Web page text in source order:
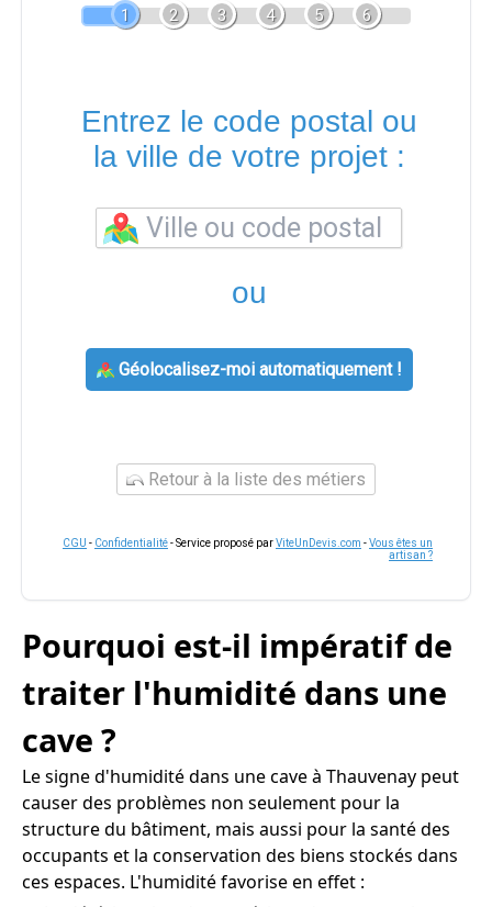
1 2 3 4 5 6
Entrez le code postal ou
la ville de votre projet :
ou
Géolocalisez-moi automatiquement !
Retour à la liste des métiers
CGU - Confidentialité- Service proposé parViteUnDevis.com -Vous êtes un
artisan ?
Pourquoi est-il impératif de
traiter l'humidité dans une
cave ?
Le signe d'humidité dans une cave à Thauvenay peut
causer des problèmes non seulement pour la
structure du bâtiment, mais aussi pour la santé des
occupants et la conservation des biens stockés dans
ces espaces. L'humidité favorise en effet :